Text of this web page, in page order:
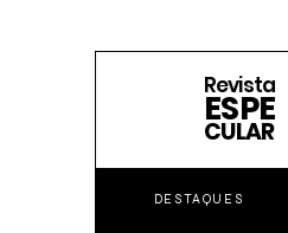
Revista
ESPE
CULAR
DESTAQUES